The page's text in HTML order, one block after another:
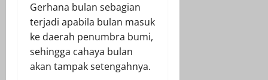
Gerhana bulan sebagian
terjadi apabila bulan masuk
ke daerah penumbra bumi,
sehingga cahaya bulan
akan tampak setengahnya.